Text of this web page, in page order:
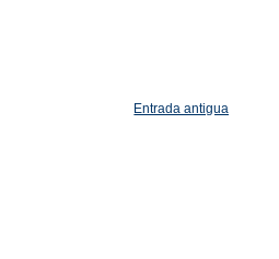
Entrada antigua